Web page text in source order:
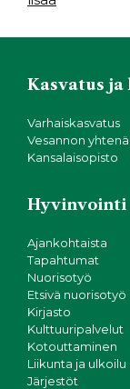
Kasvatus
Varhaiskasvatus
Vesannon
Kansalaisopisto
Hyvinvointi
Ajankohtaista
Tapahtumat
Nuorisotyö
Etsivä nuorisotyö
Kirjasto
Kulttuuripalvelut
Kotouttaminen
Liikunta ja ulkoilu
Järjestöt